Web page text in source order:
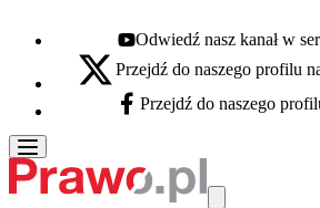
Youtube - otwiera się w nowej karcie
Odwiedź nasz kanał w
X - otwiera się w nowej karcie
Przejdź do naszego profilu
Facebook - otwiera się w nowej karcie
Przejdź do naszego